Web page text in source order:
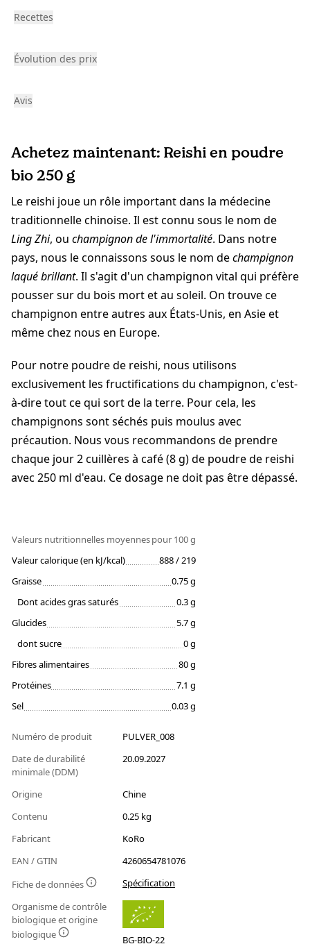
Recettes
Évolution des prix
Avis
Achetez maintenant: Reishi en poudre
bio 250 g
Le reishi joue un rôle important dans la médecine
traditionnelle chinoise. Il est connu sous le nom de
Ling Zhi, ou champignon de l'immortalité. Dans notre
pays, nous le connaissons sous le nom dechampignon
laqué brillant. Il s'agit d'un champignon vital qui préfère
pousser sur du bois mort et au soleil. On trouve ce
champignon entre autres aux États-Unis, en Asie et
même chez nous en Europe.
Pour notre poudre de reishi, nous utilisons
exclusivement les fructifications du champignon, c'est-
à-dire tout ce qui sort de la terre. Pour cela, les
champignons sont séchés puis moulus avec
précaution. Nous vous recommandons de prendre
chaque jour 2 cuillères à café (8 g) de poudre de reishi
avec 250 ml d'eau. Ce dosage ne doit pas être dépassé.
Valeurs nutritionnelles moyennespour 100 g
Valeur calorique (en kJ/kcal)
888 / 219
Graisse
0.75 g
Dont acides gras saturés
0.3 g
Glucides
5.7 g
dont sucre
0 g
Fibres alimentaires
80 g
Protéines
7.1 g
Sel
0.03 g
Numéro de produit
PULVER_008
Date de durabilité
minimale (DDM)
20.09.2027
Origine
Chine
Contenu
0.25 kg
Fabricant
KoRo
EAN / GTIN
4260654781076
Fiche de données
Spécification
Organisme de contrôle
biologique et origine
biologique
BG-BIO-22